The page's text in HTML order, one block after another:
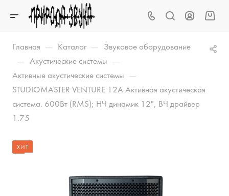
Главная — Каталог — Звуковое оборудование
— Акустические системы —
Активные акустические системы —
STUDIOMASTER VENTURE 12A Активная акустическая
система. 600Вт (RMS); НЧ динамик 12", ВЧ драйвер
1.75
ХИТ